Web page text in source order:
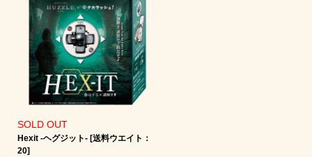
SOLD OUT
Hexit -ヘグジット‐ [送料ウエイト：
20]